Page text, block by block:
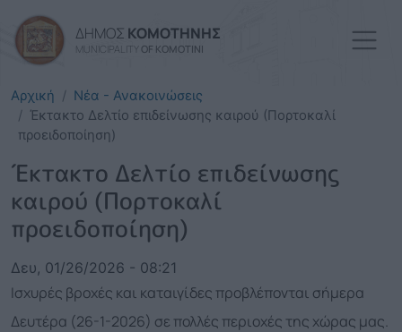
ΔΗΜΟΣ ΚΟΜΟΤΗΝΗΣ
MUNICIPALITY OF KOMOTINI
Αρχική
Νέα - Ανακοινώσεις
Έκτακτο Δελτίο επιδείνωσης καιρού (Πορτοκαλί
προειδοποίηση)
Έκτακτο Δελτίο επιδείνωσης
καιρού (Πορτοκαλί
προειδοποίηση)
Δευ, 01/26/2026 - 08:21
Ισχυρές βροχές και καταιγίδες προβλέπονται σήμερα
Δευτέρα (26-1-2026) σε πολλές περιοχές της χώρας μας.